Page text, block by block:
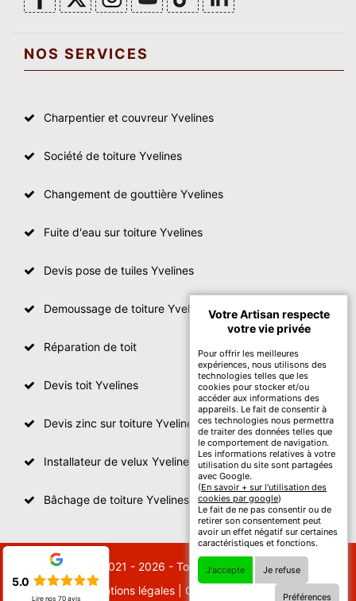
NOS SERVICES
Charpentier et couvreur Yvelines
Société de toiture Yvelines
Changement de gouttière Yvelines
Fuite d'eau sur toiture Yvelines
Devis pose de tuiles Yvelines
Demoussage de toiture Yvelines
Réparation de toit
Devis toit Yvelines
Devis zinc sur toiture Yvelines
Installateur de velux Yvelines
Bâchage de toiture Yvelines
© 2021 - 2026 - Tout droit réservé
Mentions légales| Contactez-nous
Votre Artisan respecte
votre vie privée
Pour offrir les meilleures
expériences, nous utilisons des
technologies telles que les
cookies pour stocker et/ou
accéder aux informations des
appareils. Le fait de consentir à
ces technologies nous permettra
de traiter des données telles que
le comportement de navigation.
Les informations relatives à votre
utilisation du site sont partagées
avec Google.
(En savoir + sur l'utilisation des
cookies par google)
Le fait de ne pas consentir ou de
retirer son consentement peut
avoir un effet négatif sur certaines
caractéristiques et fonctions.
J'accepte Je refuse
Préférences
5.0
Lire nos 70avis